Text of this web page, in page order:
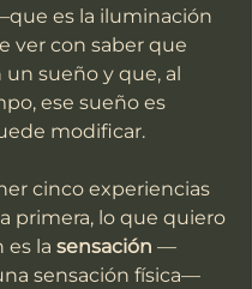
es la iluminación
ver con saber que
sueño y que, al
ese sueño es
modificar.
cinco experiencias
primera, lo que quiero
es la sensación —
sensación física—